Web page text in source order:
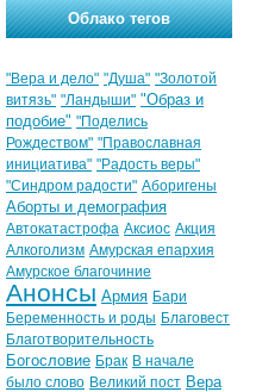
Облако тегов
"Вера и дело" "Душа" "Золотой
витязь" "Ландыши" "Образ и
подобие" "Поделись
Рождеством" "Православная
инициатива" "Радость веры"
"Синдром радости" Аборигены
Аборты и демография
Автокатастрофа Аксиос Акция
Алкоголизм Амурская епархия
Амурское благочиние
Анонсы Армия Бари
Беременность и роды Благовест
Благотворительность
Богословие Брак В начале
было слово Великий пост Вера